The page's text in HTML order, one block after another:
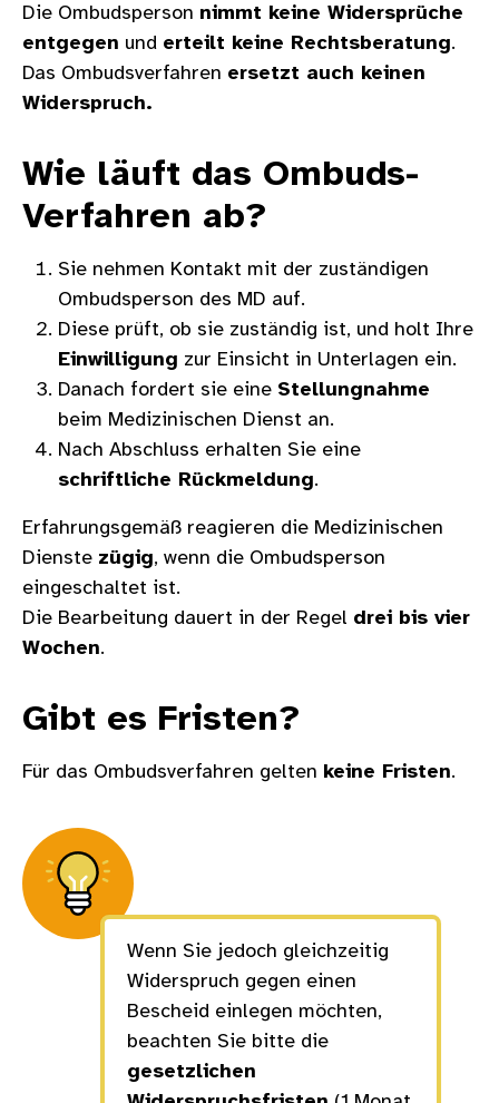
Die Ombudsperson nimmt keine Widersprüche
entgegen und erteilt keine Rechtsberatung.
Das Ombudsverfahren ersetzt auch keinen
Widerspruch.
Wie läuft das Ombuds-
Verfahren ab?
Sie nehmen Kontakt mit der zuständigen
Ombudsperson des MD auf.
Diese prüft, ob sie zuständig ist, und holt Ihre
Einwilligung zur Einsicht in Unterlagen ein.
Danach fordert sie eine Stellungnahme
beim Medizinischen Dienst an.
Nach Abschluss erhalten Sie eine
schriftliche Rückmeldung.
Erfahrungsgemäß reagieren die Medizinischen
Dienste zügig, wenn die Ombudsperson
eingeschaltet ist.
Die Bearbeitung dauert in der Regel drei bis vier
Wochen.
Gibt es Fristen?
Für das Ombudsverfahren gelten keine Fristen.
Wenn Sie jedoch gleichzeitig
Widerspruch gegen einen
Bescheid einlegen möchten,
beachten Sie bitte die
gesetzlichen